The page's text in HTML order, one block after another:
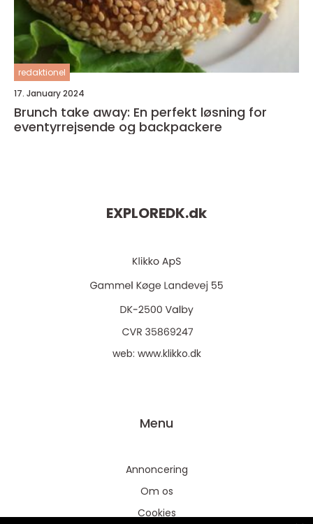
redaktionel
17. January 2024
Brunch take away: En perfekt løsning for
eventyrrejsende og backpackere
EXPLOREDK.dk
web: www.klikko.dk
Menu
Annoncering
Om os
Cookies